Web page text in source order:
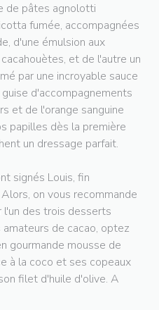
de pâtes agnolotti
fumée, accompagnées
d'une émulsion aux
et de l'autre un
par une incroyable sauce
d'accompagnements
et de l'orange sanguine
papilles dès la première
un dressage parfait.
signés Louis, fin
on vous recommande
l'un des trois desserts
de cacao, optez
gourmande mousse de
à la coco et ses copeaux
filet d'huile d'olive. A